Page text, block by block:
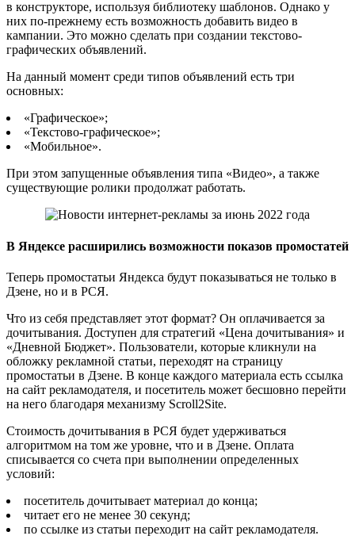
в конструкторе, используя библиотеку шаблонов. Однако у
них по-прежнему есть возможность добавить видео в
кампании. Это можно сделать при создании текстово-
графических объявлений.
На данный момент среди типов объявлений есть три
основных:
«Графическое»;
«Текстово-графическое»;
«Мобильное».
При этом запущенные объявления типа «Видео», а также
существующие ролики продолжат работать.
В Яндексе расширились возможности показов промостатей
Теперь промостатьи Яндекса будут показываться не только в
Дзене, но и в РСЯ.
Что из себя представляет этот формат? Он оплачивается за
дочитывания. Доступен для стратегий «Цена дочитывания» и
«Дневной Бюджет». Пользователи, которые кликнули на
обложку рекламной статьи, переходят на страницу
промостатьи в Дзене. В конце каждого материала есть ссылка
на сайт рекламодателя, и посетитель может бесшовно перейти
на него благодаря механизму Scroll2Site.
Стоимость дочитывания в РСЯ будет удерживаться
алгоритмом на том же уровне, что и в Дзене. Оплата
списывается со счета при выполнении определенных
условий:
посетитель дочитывает материал до конца;
читает его не менее 30 секунд;
по ссылке из статьи переходит на сайт рекламодателя.